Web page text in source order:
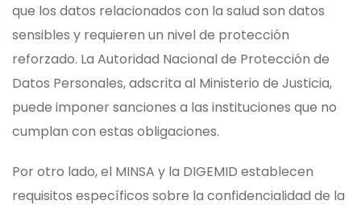
que los datos relacionados con la salud son datos
sensibles y requieren un nivel de protección
reforzado. La Autoridad Nacional de Protección de
Datos Personales, adscrita al Ministerio de Justicia,
puede imponer sanciones a las instituciones que no
cumplan con estas obligaciones.
Por otro lado, el MINSA y la DIGEMID establecen
requisitos específicos sobre la confidencialidad de la